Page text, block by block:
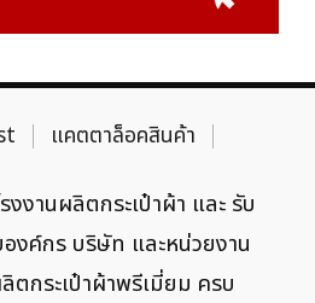
แคตตาล็อคสินค้า
งงานผลิตกระเป๋าผ้า และ รับ
งค์กร บริษัท และหน่วยงาน
ตกระเป๋าผ้าพรีเมี่ยม ครบ